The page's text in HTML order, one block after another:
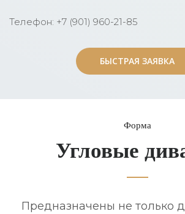
Телефон: +7 (901) 960-21-85
БЫСТРАЯ ЗАЯВКА
БЫСТРАЯ ЗАЯВКА
Форма
Угловые
Предназначены не только